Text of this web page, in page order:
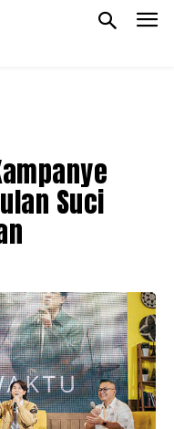
Suci